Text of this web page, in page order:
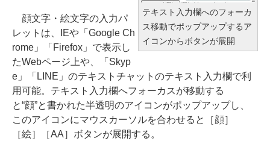
テキスト入力欄へのフォーカ
ス移動でポップアップするア
イコンからボタンが展開
顔文字・絵文字の入力パ
レットは、IEや「Google Ch
rome」「Firefox」で表示し
たWebページ上や、「Skyp
e」「LINE」のテキストチャットのテキスト入力欄で利
用可能。テキスト入力欄へフォーカスが移動する
と“顔”と書かれた半透明のアイコンがポップアップし、
このアイコンにマウスカーソルを合わせると［顔］
［絵］［AA］ボタンが展開する。